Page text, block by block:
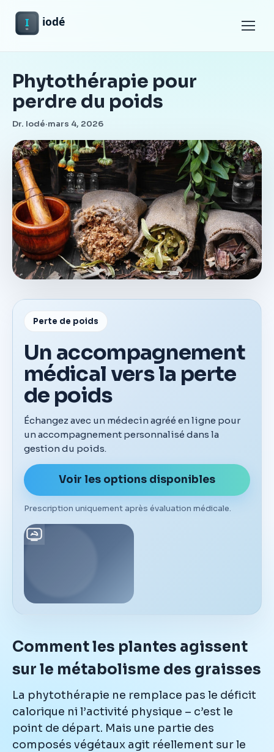
Menu
Phytothérapie pour
perdre du poids
Dr. Iodé·mars 4, 2026
Perte de poids
Un accompagnement
médical vers la perte
de poids
Échangez avec un médecin agréé en ligne pour
un accompagnement personnalisé dans la
gestion du poids.
Voir les options disponibles
Prescription uniquement après évaluation médicale.
Comment les plantes agissent
sur le métabolisme des graisses
La phytothérapie ne remplace pas le déficit
calorique ni l’activité physique – c’est le
point de départ. Mais une partie des
composés végétaux agit réellement sur le